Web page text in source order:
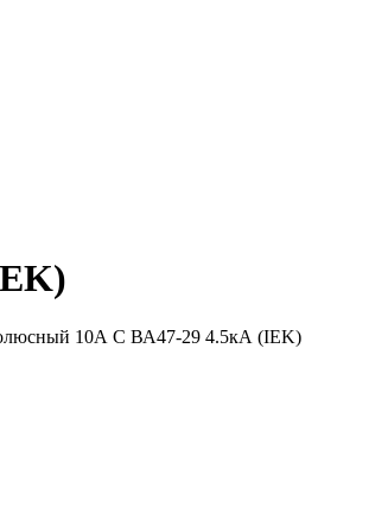
10А C ВА47-29 4.5кА (IEK)